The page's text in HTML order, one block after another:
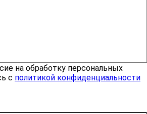
на обработку персональных
с политикой конфиденциальности